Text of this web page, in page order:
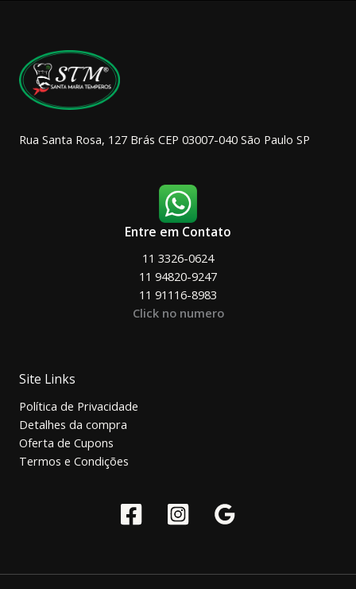
página
do
produto
Rua Santa Rosa, 127 Brás CEP 03007-040 São Paulo SP
Entre em Contato
11 3326-0624
11 94820-9247
11 91116-8983
Click no numero
Site Links
Política de Privacidade
Detalhes da compra
Oferta de Cupons
Termos e Condições